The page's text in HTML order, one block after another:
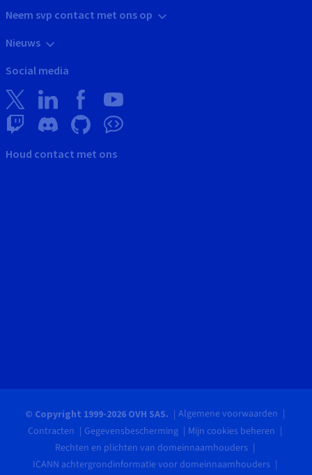
Neem svp contact met ons op
Nieuws
Social media
Houd contact met ons
© Copyright 1999-2026 OVH SAS.
Algemene voorwaarden
Contracten
Gegevensbescherming
Mijn cookies beheren
Rechten en plichten van domeinnaamhouders
ICANN achtergrondinformatie voor domeinnaamhouders